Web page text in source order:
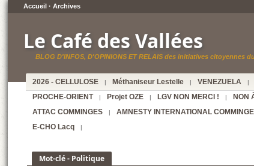
Accueil · Archives
Le Café des Vallées
BLOG D'INFOS, D'OPINIONS ET RELAIS des initiatives citoyennes
2026 - CELLULOSE | Méthaniseur Lestelle | VENEZUELA |
PROCHE-ORIENT | Projet OZE | LGV NON MERCI ! | NON
ATTAC COMMINGES | AMNESTY INTERNATIONAL
E-CHO Lacq |
Mot-clé - Politique